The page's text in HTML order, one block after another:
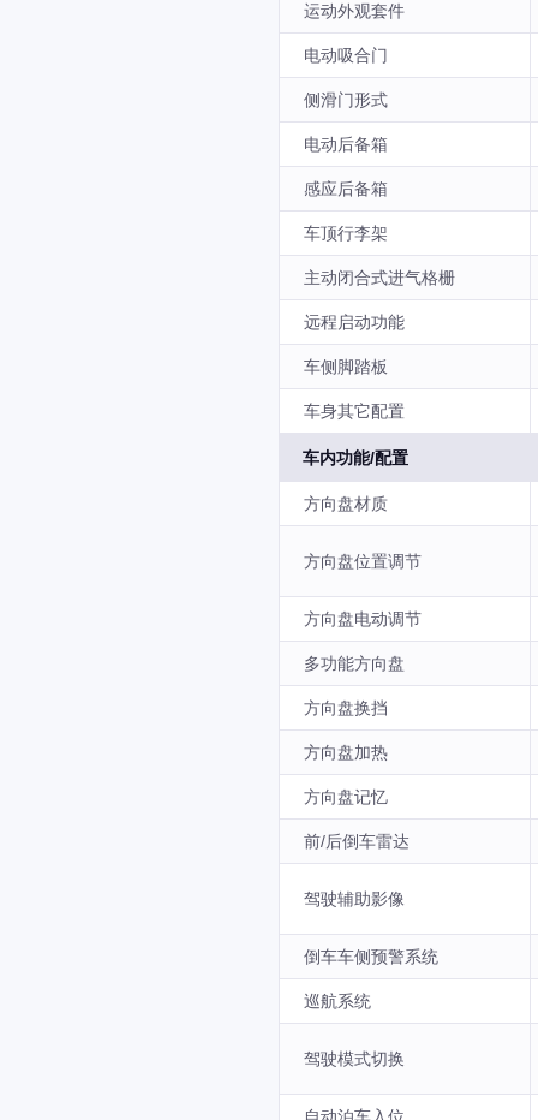
运动外观套件
电动吸合门
侧滑门形式
电动后备箱
感应后备箱
车顶行李架
主动闭合式进气格栅
远程启动功能
车侧脚踏板
车身其它配置
车内功能/配置
方向盘材质
方向盘位置调节
方向盘电动调节
多功能方向盘
方向盘换挡
方向盘加热
方向盘记忆
前/后倒车雷达
驾驶辅助影像
倒车车侧预警系统
巡航系统
驾驶模式切换